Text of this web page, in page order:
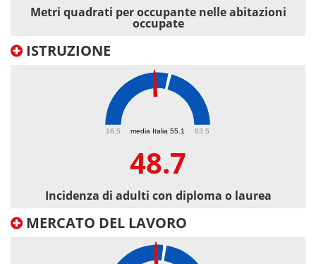
Metri quadrati per occupante nelle abitazioni
occupate
ISTRUZIONE
media Italia 55.1
16.5 83.5
48.7
Incidenza di adulti con diploma o laurea
MERCATO DEL LAVORO